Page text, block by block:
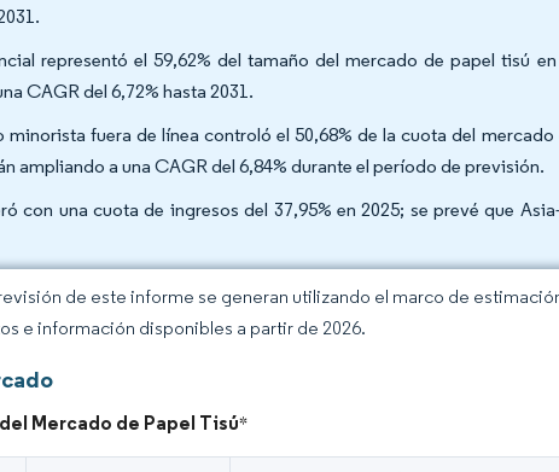
representó el 59,62% del tamaño del mercado de papel tisú
CAGR del 6,72% hasta 2031.
fuera de línea controló el 50,68% de la cuota del mercado
ampliando a una CAGR del 6,84% durante el período de previsión.
con una cuota de ingresos del 37,95% en 2025; se prevé que
de este informe se generan utilizando el marco de
e información disponibles a partir de 2026.
Mercado de Papel Tisú*